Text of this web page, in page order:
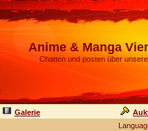
Anime & Manga
Chatten und posten über
Galerie